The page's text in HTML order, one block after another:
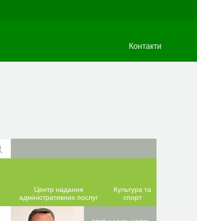
Контакти
Центр надання
адміністративних послуг
Культура та
спорт